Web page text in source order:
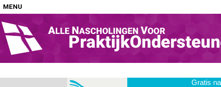
MENU
Home